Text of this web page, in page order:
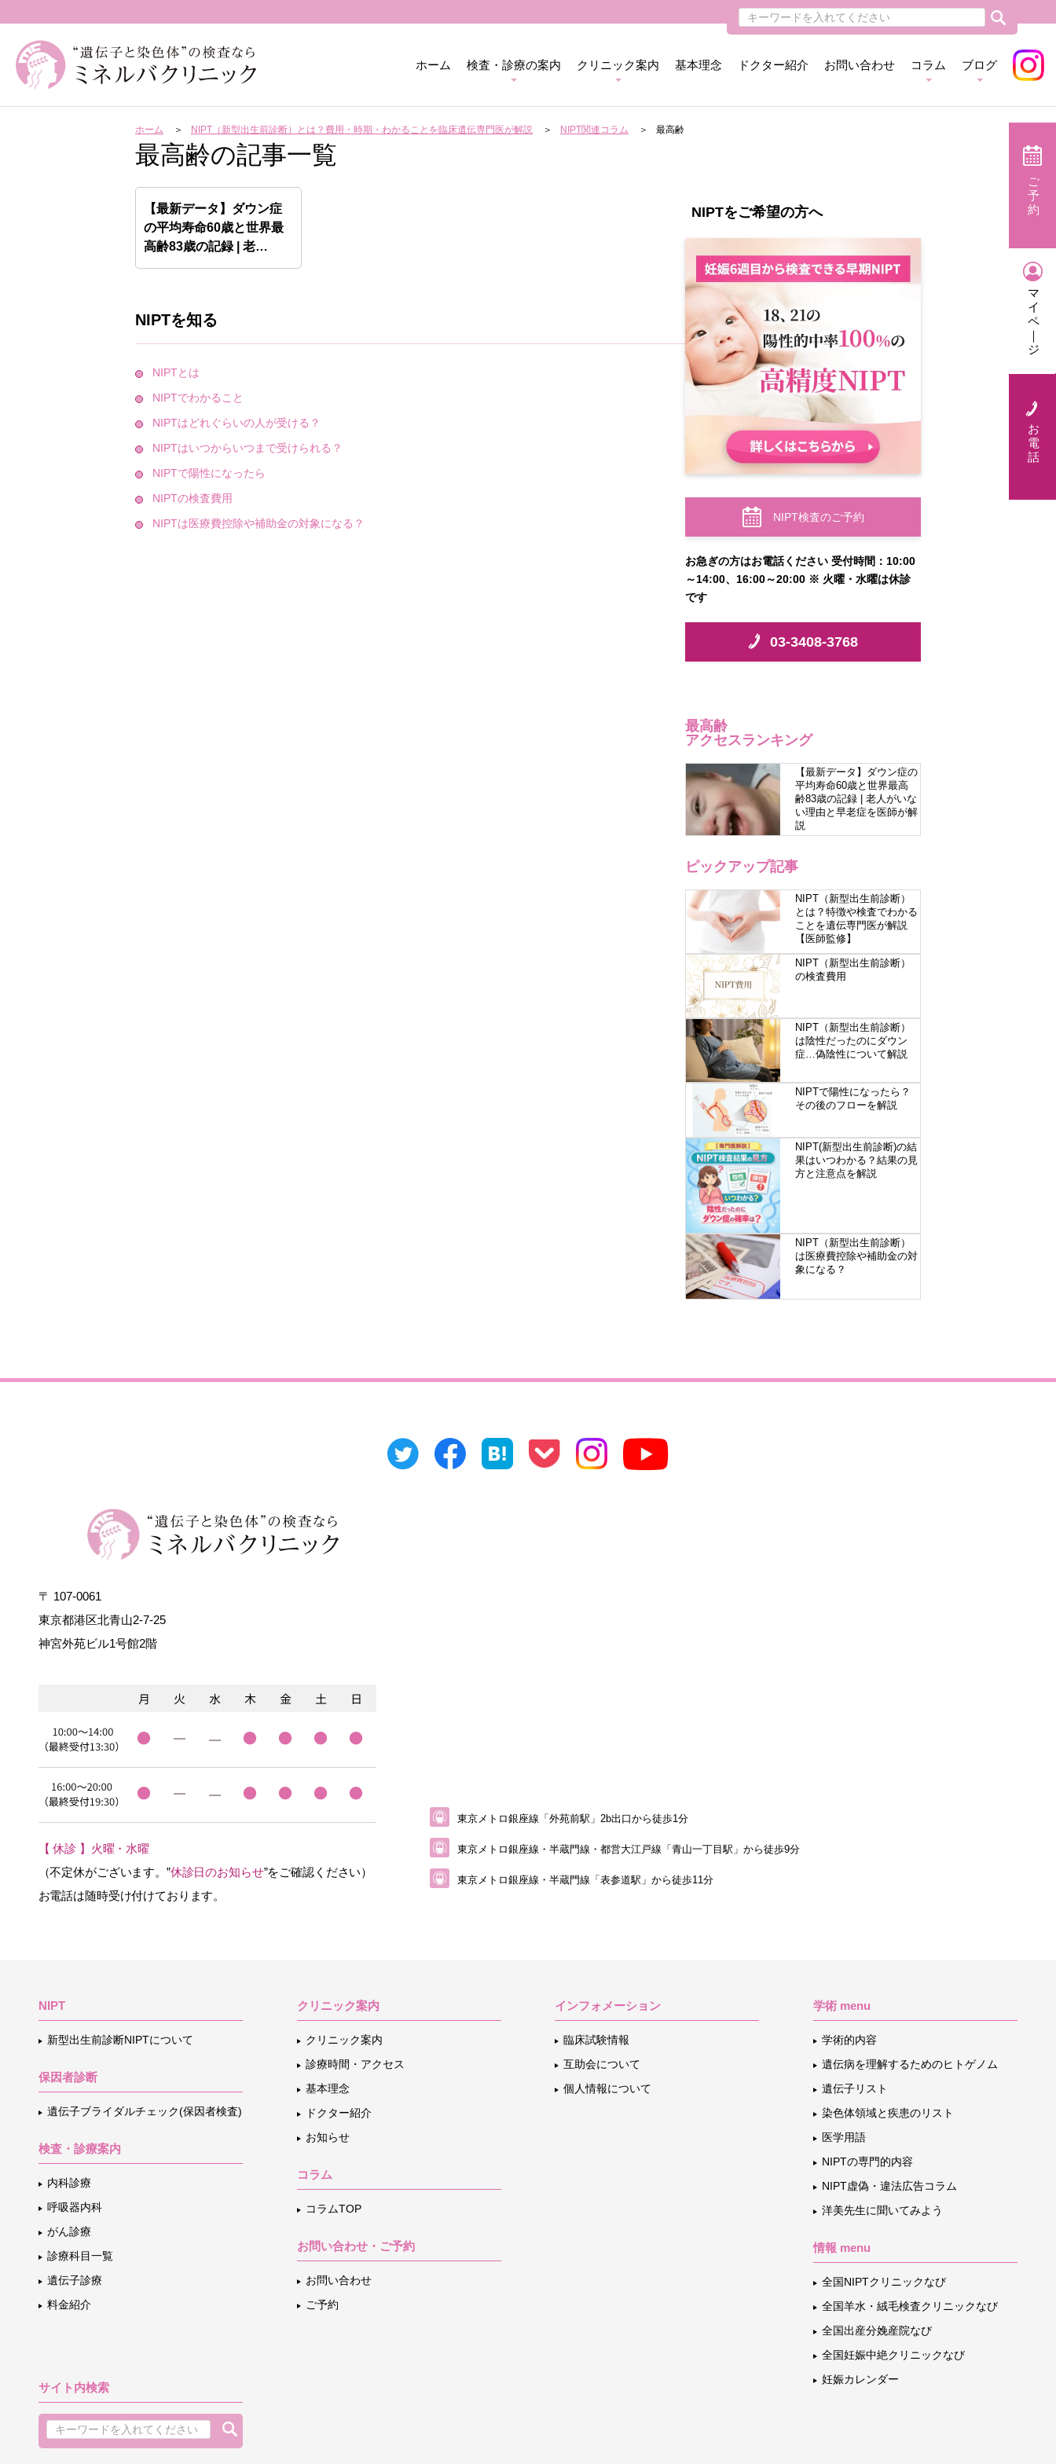
ホーム 検査・診療の案内 クリニック案内 基本理念 ドクター紹介 お問い合わせ コラム ブログ
ホーム NIPT（新型出生前診断）とは？費用・時期・わかることを臨床遺伝専門医が解説 NIPT関連コラム 最高齢
最高齢の記事一覧
【最新データ】ダウン症
の平均寿命60歳と世界最
高齢83歳の記録 | 老…
NIPTを知る
NIPTとは
NIPTでわかること
NIPTはどれぐらいの人が受ける？
NIPTはいつからいつまで受けられる？
NIPTで陽性になったら
NIPTの検査費用
NIPTは医療費控除や補助金の対象になる？
NIPTをご希望の方へ
NIPT検査のご予約
お急ぎの方はお電話ください 受付時間：10:00
～14:00、16:00～20:00 ※ 火曜・水曜は休診
です
03-3408-3768
最高齢
アクセスランキング
【最新データ】ダウン症の
平均寿命60歳と世界最高
齢83歳の記録 | 老人がいな
い理由と早老症を医師が解
説
ピックアップ記事
NIPT（新型出生前診断）
とは？特徴や検査でわかる
ことを遺伝専門医が解説
【医師監修】
NIPT（新型出生前診断）
の検査費用
NIPT（新型出生前診断）
は陰性だったのにダウン
症…偽陰性について解説
NIPTで陽性になったら？
その後のフローを解説
NIPT(新型出生前診断)の結
果はいつわかる？結果の見
方と注意点を解説
NIPT（新型出生前診断）
は医療費控除や補助金の対
象になる？
〒 107-0061
東京都港区北青山2-7-25
神宮外苑ビル1号館2階
【 休診 】火曜・水曜
（不定休がございます。”休診日のお知らせ”をご確認ください）
お電話は随時受け付けております。
東京メトロ銀座線「外苑前駅」2b出口から徒歩1分
東京メトロ銀座線・半蔵門線・都営大江戸線 「青山一丁目駅」から徒歩9分
東京メトロ銀座線・半蔵門線「表参道駅」から徒歩11分
NIPT
新型出生前診断NIPTについて
保因者診断
遺伝子ブライダルチェック(保因者検査)
検査・診療案内
内科診療
呼吸器内科
がん診療
診療科目一覧
遺伝子診療
料金紹介
サイト内検索
クリニック案内
クリニック案内
診療時間・アクセス
基本理念
ドクター紹介
お知らせ
コラム
コラムTOP
お問い合わせ・ご予約
お問い合わせ
ご予約
インフォメーション
臨床試験情報
互助会について
個人情報について
学術 menu
学術的内容
遺伝病を理解するためのヒトゲノム
遺伝子リスト
染色体領域と疾患のリスト
医学用語
NIPTの専門的内容
NIPT虚偽・違法広告コラム
洋美先生に聞いてみよう
情報 menu
全国NIPTクリニックなび
全国羊水・絨毛検査クリニックなび
全国出産分娩産院なび
全国妊娠中絶クリニックなび
妊娠カレンダー
ご
予
約
マ
イ
ペ
｜
ジ
お
電
話